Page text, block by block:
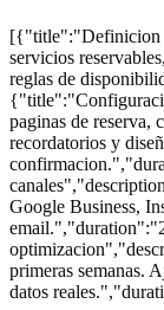
[{"title":"Definicion
servicios
reglas de
paginas de reserva,
recordatorios y
Google Business,
primeras semanas.
datos